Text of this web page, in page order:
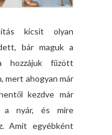
kicsit olyan
bár maguk a
hozzájuk fűzött
mert ahogyan már
kezdve már
a nyár, és mire
Amit egyébként